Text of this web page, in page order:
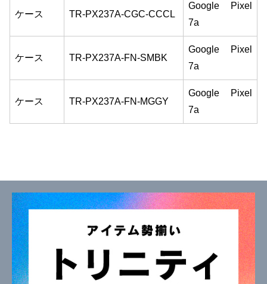
ケース TR-PX237A-CGC-CCCL
Google Pixel
7a
ケース TR-PX237A-FN-SMBK
Google Pixel
7a
ケース TR-PX237A-FN-MGGY
Google Pixel
7a